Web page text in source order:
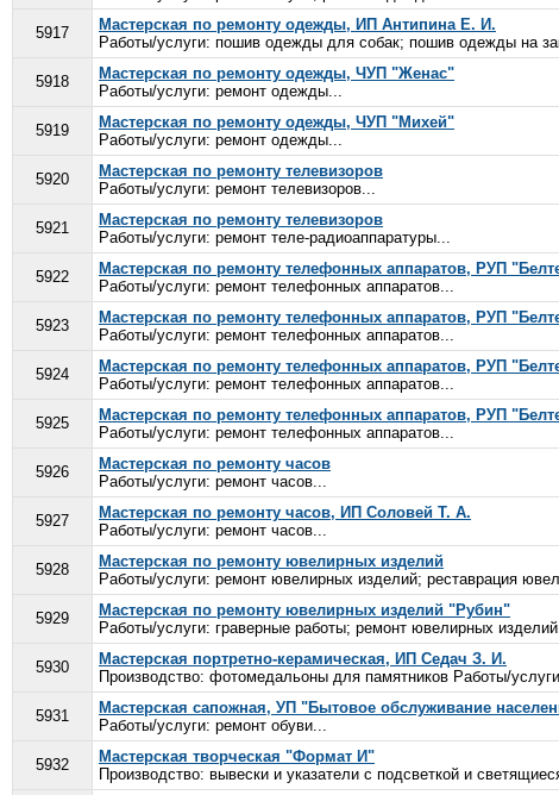
5917
Мастерская по ремонту одежды, ИП Антипина Е. И.
Работы/услуги: пошив одежды для собак; пошив одежды на
5918
Мастерская по ремонту одежды, ЧУП "Женас"
Работы/услуги: ремонт одежды...
5919
Мастерская по ремонту одежды, ЧУП "Михей"
Работы/услуги: ремонт одежды...
5920
Мастерская по ремонту телевизоров
Работы/услуги: ремонт телевизоров...
5921
Мастерская по ремонту телевизоров
Работы/услуги: ремонт теле-радиоаппаратуры...
5922
Мастерская по ремонту телефонных аппаратов, РУП
Работы/услуги: ремонт телефонных аппаратов...
5923
Мастерская по ремонту телефонных аппаратов, РУП
Работы/услуги: ремонт телефонных аппаратов...
5924
Мастерская по ремонту телефонных аппаратов, РУП
Работы/услуги: ремонт телефонных аппаратов...
5925
Мастерская по ремонту телефонных аппаратов, РУП
Работы/услуги: ремонт телефонных аппаратов...
5926
Мастерская по ремонту часов
Работы/услуги: ремонт часов...
5927
Мастерская по ремонту часов, ИП Соловей Т. А.
Работы/услуги: ремонт часов...
5928
Мастерская по ремонту ювелирных изделий
Работы/услуги: ремонт ювелирных изделий; реставрация
5929
Мастерская по ремонту ювелирных изделий "Рубин"
Работы/услуги: граверные работы; ремонт ювелирных
5930
Мастерская портретно-керамическая, ИП Седач З. И.
Производство: фотомедальоны для памятников Работы/
5931
Мастерская сапожная, УП "Бытовое обслуживание
Работы/услуги: ремонт обуви...
5932
Мастерская творческая "Формат И"
Производство: вывески и указатели с подсветкой и